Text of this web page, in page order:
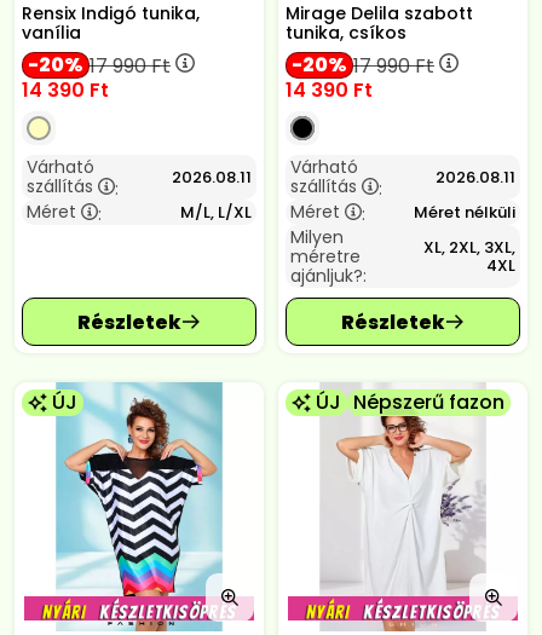
Rensix Indigó tunika,
vanília
20 17 990Ft
14 390 Ft
Várható
szállítás
: 2026.08.11
Méret : M/L, L/XL
Mirage Delila szabott
tunika, csíkos
20 17 990Ft
14 390 Ft
Várható
szállítás
: 2026.08.11
Méret : Méret nélküli
Milyen
méretre
ajánljuk?:
XL, 2XL, 3XL,
4XL
ÚJ ÚJ Népszerű fazon